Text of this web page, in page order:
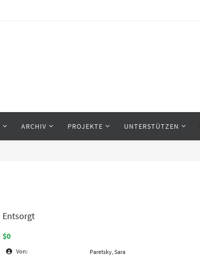
ARCHIV PROJEKTE UNTERSTÜTZEN
Entsorgt
$0
Von: Paretsky, Sara